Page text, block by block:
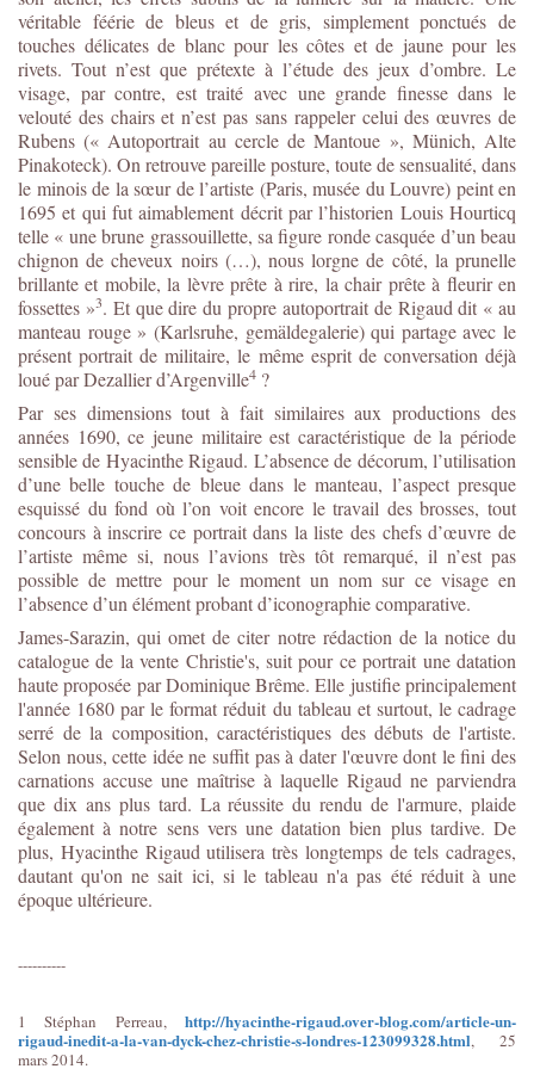
véritable féérie de bleus et de gris, simplement ponctués de
touches délicates de blanc pour les côtes et de jaune pour les
rivets. Tout n’est que prétexte à l’étude des jeux d’ombre. Le
visage, par contre, est traité avec une grande finesse dans le
velouté des chairs et n’est pas sans rappeler celui des œuvres de
Rubens (« Autoportrait au cercle de Mantoue », Münich, Alte
Pinakoteck). On retrouve pareille posture, toute de sensualité, dans
le minois de la sœur de l’artiste (Paris, musée du Louvre) peint en
1695 et qui fut aimablement décrit par l’historien Louis Hourticq
telle « une brune grassouillette, sa figure ronde casquée d’un beau
chignon de cheveux noirs (…), nous lorgne de côté, la prunelle
brillante et mobile, la lèvre prête à rire, la chair prête à fleurir en
fossettes »3. Et que dire du propre autoportrait de Rigaud dit « au
manteau rouge » (Karlsruhe, gemäldegalerie) qui partage avec le
présent portrait de militaire, le même esprit de conversation déjà
loué par Dezallier d’Argenville4 ?
Par ses dimensions tout à fait similaires aux productions des
années 1690, ce jeune militaire est caractéristique de la période
sensible de Hyacinthe Rigaud. L’absence de décorum, l’utilisation
d’une belle touche de bleue dans le manteau, l’aspect presque
esquissé du fond où l’on voit encore le travail des brosses, tout
concours à inscrire ce portrait dans la liste des chefs d’œuvre de
l’artiste même si, nous l’avions très tôt remarqué, il n’est pas
possible de mettre pour le moment un nom sur ce visage en
l’absence d’un élément probant d’iconographie comparative.
James-Sarazin, qui omet de citer notre rédaction de la notice du
catalogue de la vente Christie's, suit pour ce portrait une datation
haute proposée par Dominique Brême. Elle justifie principalement
l'année 1680 par le format réduit du tableau et surtout, le cadrage
serré de la composition, caractéristiques des débuts de l'artiste.
Selon nous, cette idée ne suffit pas à dater l'œuvre dont le fini des
carnations accuse une maîtrise à laquelle Rigaud ne parviendra
que dix ans plus tard. La réussite du rendu de l'armure, plaide
également à notre sens vers une datation bien plus tardive. De
plus, Hyacinthe Rigaud utilisera très longtemps de tels cadrages,
dautant qu'on ne sait ici, si le tableau n'a pas été réduit à une
époque ultérieure.
----------
1 Stéphan Perreau, http://hyacinthe-rigaud.over-blog.com/article-un-
rigaud-inedit-a-la-van-dyck-chez-christie-s-londres-123099328.html, 25
mars 2014.